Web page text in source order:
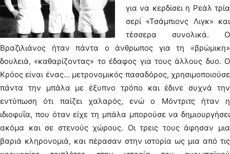
για να κερδίσει η Ρεάλ τρία
σερί «Τσάμπιονς Λιγκ» και
τέσσερα συνολικά. Ο
Βραζιλιάνος ήταν πάντα ο άνθρωπος για τη «βρώμικη»
δουλειά, «καθαρίζοντας» το έδαφος για τους άλλους δυο. Ο
Κρόος είναι ένας… μετρονομικός πασαδόρος, χρησιμοποιούσε
πάντα την μπάλα με έξυπνο τρόπο και έδινε συχνά την
εντύπωση ότι παίζει χαλαρός, ενώ ο Μόντριτς ήταν η
ιδιοφυΐα, που όταν είχε τη μπάλα μπορούσε να δημιουργήσει
ακόμα και σε στενούς χώρους. Οι τρεις τους άφησαν μια
βαριά κληρονομιά, και πέρασαν στην ιστορία ως μια από τις